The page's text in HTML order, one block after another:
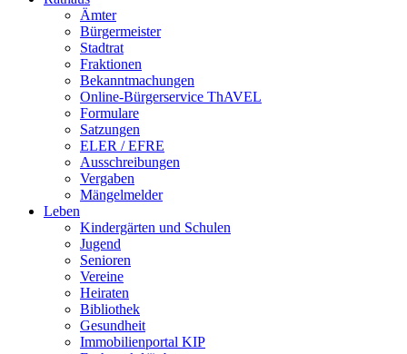
Ämter
Bürgermeister
Stadtrat
Fraktionen
Bekanntmachungen
Online-Bürgerservice ThAVEL
Formulare
Satzungen
ELER / EFRE
Ausschreibungen
Vergaben
Mängelmelder
Leben
Kindergärten und Schulen
Jugend
Senioren
Vereine
Heiraten
Bibliothek
Gesundheit
Immobilienportal KIP